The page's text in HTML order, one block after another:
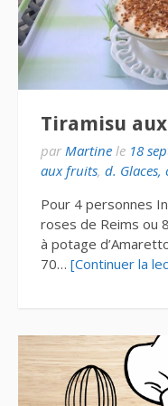
Tiramisu
par Martine le 18
aux fruits, d. Glaces,
Pour 4 personnes
roses de Reims ou
à potage
70… [Continuer la